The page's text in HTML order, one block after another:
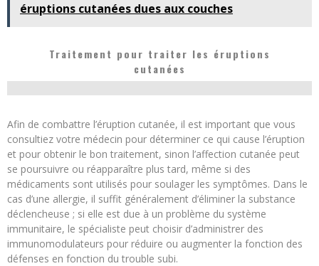
éruptions cutanées dues aux couches
Traitement pour traiter les éruptions
cutanées
Afin de combattre l’éruption cutanée, il est important que vous
consultiez votre médecin pour déterminer ce qui cause l’éruption
et pour obtenir le bon traitement, sinon l’affection cutanée peut
se poursuivre ou réapparaître plus tard, même si des
médicaments sont utilisés pour soulager les symptômes. Dans le
cas d’une allergie, il suffit généralement d’éliminer la substance
déclencheuse ; si elle est due à un problème du système
immunitaire, le spécialiste peut choisir d’administrer des
immunomodulateurs pour réduire ou augmenter la fonction des
défenses en fonction du trouble subi.